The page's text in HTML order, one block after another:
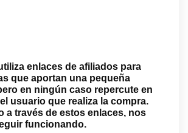
enlaces de afiliados para
que aportan una pequeña
en ningún caso repercute en
usuario que realiza la compra.
a través de estos enlaces, nos
funcionando.